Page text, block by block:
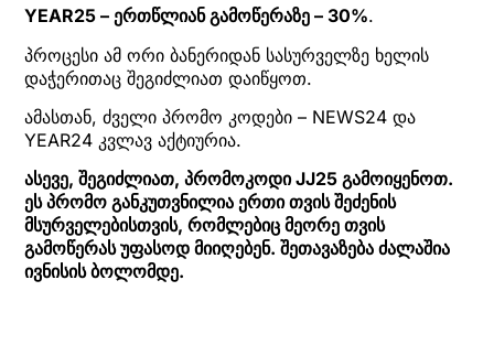
YEAR25 – ერთწლიან გამოწერაზე – 30%.
პროცესი ამ ორი ბანერიდან სასურველზე ხელის
დაჭერითაც შეგიძლიათ დაიწყოთ.
ამასთან, ძველი პრომო კოდები – NEWS24 და
YEAR24 კვლავ აქტიურია.
ასევე, შეგიძლიათ, პრომოკოდი JJ25 გამოიყენოთ.
ეს პრომო განკუთვნილია ერთი თვის შეძენის
მსურველებისთვის, რომლებიც მეორე თვის
გამოწერას უფასოდ მიიღებენ. შეთავაზება ძალაშია
ივნისის ბოლომდე.